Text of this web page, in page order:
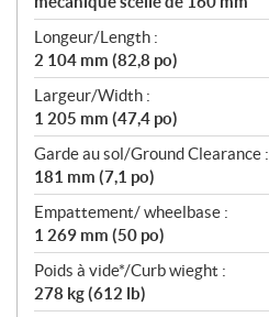
Longeur/Length :
2 104 mm (82,8 po)
Largeur/Width :
1 205 mm (47,4 po)
Garde au sol/Ground Clearance :
181 mm (7,1 po)
Empattement/ wheelbase :
1 269 mm (50 po)
Poids à vide*/Curb wieght :
278 kg (612 lb)